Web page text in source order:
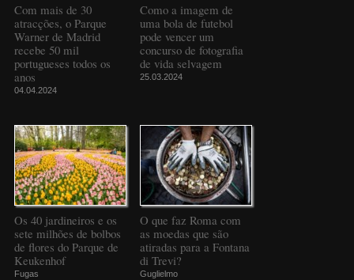
Com mais de 30
atracções, o Parque
Warner de Madrid
recebe 50 mil
portugueses todos os
anos
04.04.2024
Como a imagem de
uma bola de futebol
pode vencer um
concurso de fotografia
de vida selvagem
25.03.2024
Os 40 jardineiros e os
sete milhões de bolbos
de flores do Parque de
Keukenhof
Fugas
O que faz Roma com
as moedas que são
atiradas para a Fontana
di Trevi?
Guglielmo